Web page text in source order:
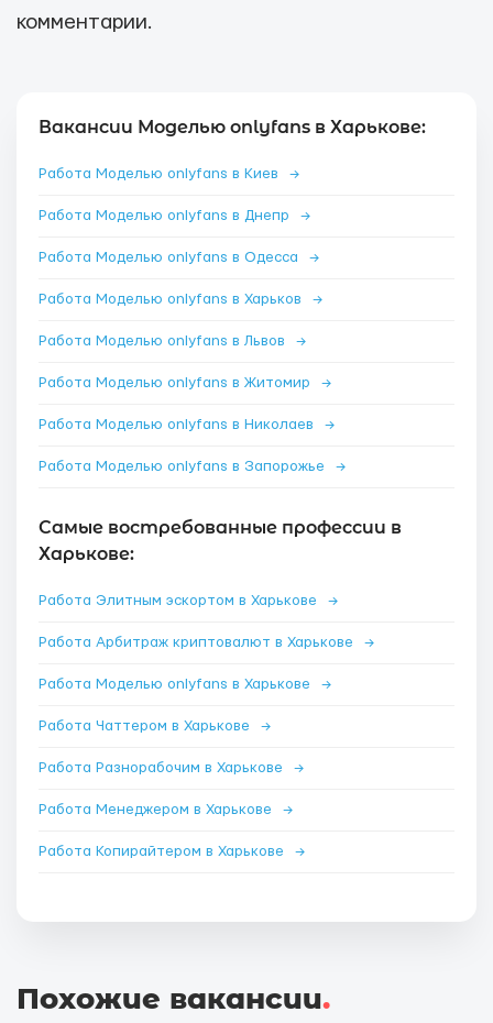
комментарии.
Вакансии Моделью onlyfans в Харькове:
Работа Моделью onlyfans в Киев →
Работа Моделью onlyfans в Днепр →
Работа Моделью onlyfans в Одесса →
Работа Моделью onlyfans в Харьков →
Работа Моделью onlyfans в Львов →
Работа Моделью onlyfans в Житомир →
Работа Моделью onlyfans в Николаев →
Работа Моделью onlyfans в Запорожье →
Самые востребованные профессии в
Харькове:
Работа Элитным эскортом в Харькове →
Работа Арбитраж криптовалют в Харькове →
Работа Моделью onlyfans в Харькове →
Работа Чаттером в Харькове →
Работа Разнорабочим в Харькове →
Работа Менеджером в Харькове →
Работа Копирайтером в Харькове →
Похожие вакансии.